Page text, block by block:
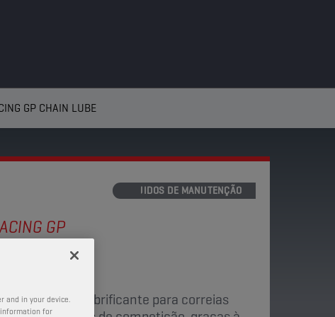
GP CHAIN LUBE
FLUIDOS DE MANUTENÇÃO
GP
deste lubrificante para correias
and in your device.
for